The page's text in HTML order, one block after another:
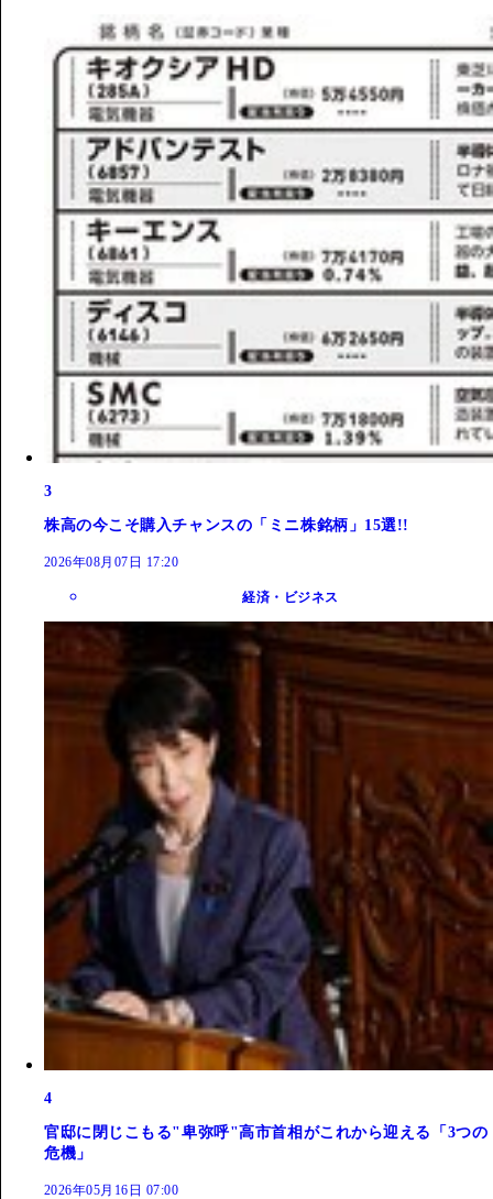
3
株高の今こそ購入チャンスの「ミニ株銘柄」15選!!
2026年08月07日 17:20
経済・ビジネス
4
官邸に閉じこもる"卑弥呼"高市首相がこれから迎える「3つの
危機」
2026年05月16日 07:00